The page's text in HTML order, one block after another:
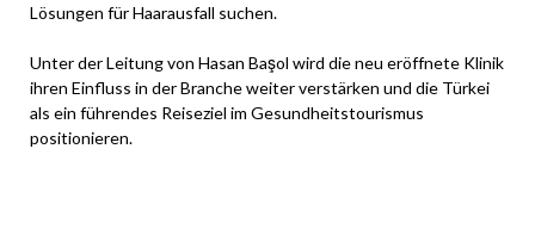
Lösungen für Haarausfall suchen.
Unter der Leitung von Hasan Başol wird die neu eröffnete Klinik
ihren Einfluss in der Branche weiter verstärken und die Türkei
als ein führendes Reiseziel im Gesundheitstourismus
positionieren.